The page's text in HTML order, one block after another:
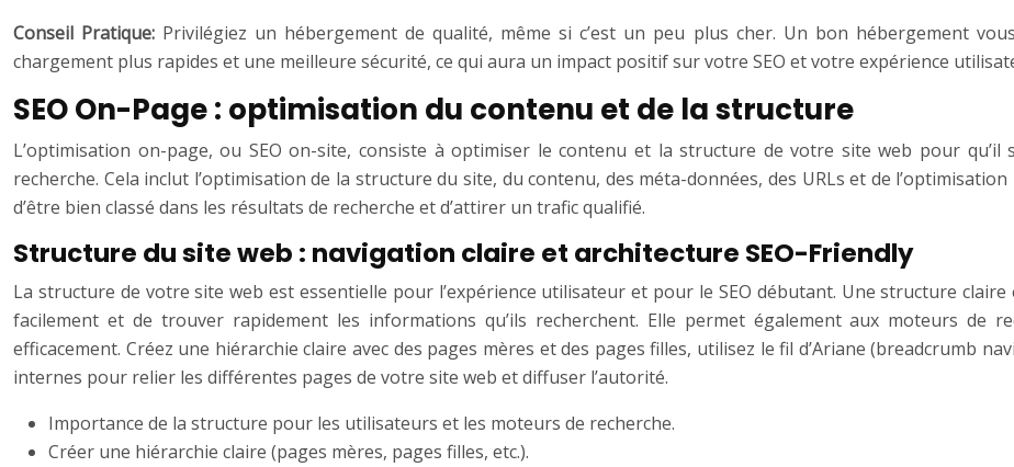
Conseil Pratique: Privilégiez un hébergement de qualité, même si c’est un peu plus cher. Un bon hébergement
chargement plus rapides et une meilleure sécurité, ce qui aura un impact positif sur votre SEO et votre expérience
SEO On-Page : optimisation du contenu et de la structure
L’optimisation on-page, ou SEO on-site, consiste à optimiser le contenu et la structure de votre site web pour
recherche. Cela inclut l’optimisation de la structure du site, du contenu, des méta-données, des URLs et de
d’être bien classé dans les résultats de recherche et d’attirer un trafic qualifié.
Structure du site web : navigation claire et architecture SEO-Friendly
La structure de votre site web est essentielle pour l’expérience utilisateur et pour le SEO débutant. Une structure
facilement et de trouver rapidement les informations qu’ils recherchent. Elle permet également aux moteurs de
efficacement. Créez une hiérarchie claire avec des pages mères et des pages filles, utilisez le fil d’Ariane (breadcrumb
internes pour relier les différentes pages de votre site web et diffuser l’autorité.
Importance de la structure pour les utilisateurs et les moteurs de recherche.
Créer une hiérarchie claire (pages mères, pages filles, etc.).